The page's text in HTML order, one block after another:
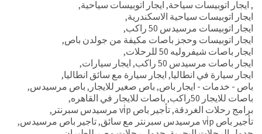
, ايجار اتوبيسات سياحة, ايجار اتوبيسات سياحية,
ايجار اتوبيسات سياحية الاسكندرية,
ايجار اتوبيسات مرسيدس 50 راكب
,
ايجار اتوبيسات وحجز باصات مكيفة من جولدن باص,
ايجار باصات شيفروليه 50 للرحلات
,
ايجار باصات مرسيدس 50 راكب
, ايجار سيارات,
ايجار سيارة في انطاليا, ايجار سيارة مع سائق انطاليا,
باص - خدمات - ايجار باص, باص صغير للايجار , باص مرسيدس,
باصات للايجار 50راكب
, باصات للايجار في القاهره,
برامج رحلات الغردقة,تأجير باص vi̇p مرسيدس سبرنتر
,
تأجير باص vi̇p مرسيدس سبرنتر مع سائق
,تاجير باص مرسيدس,